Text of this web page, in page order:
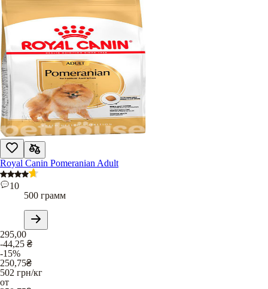
Royal Canin Pomeranian Adult
10
500 грамм
295,00
-44,25 ₴
-15%
250,75₴
502 грн/кг
от